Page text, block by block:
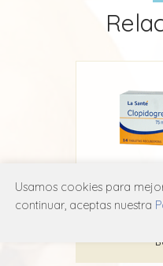
Usamos cookies para
continuar, aceptas nuestra